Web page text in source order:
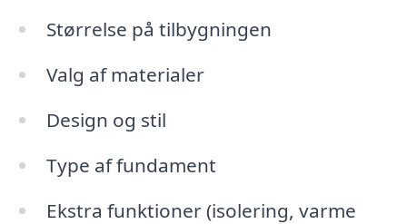
Størrelse på tilbygningen
Valg af materialer
Design og stil
Type af fundament
Ekstra funktioner (isolering, varme